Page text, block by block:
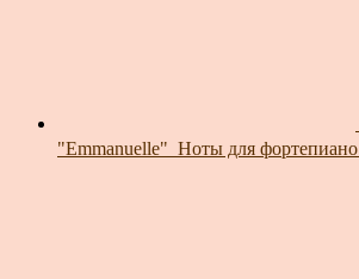
"Emmanuelle"_Ноты для фортепиано